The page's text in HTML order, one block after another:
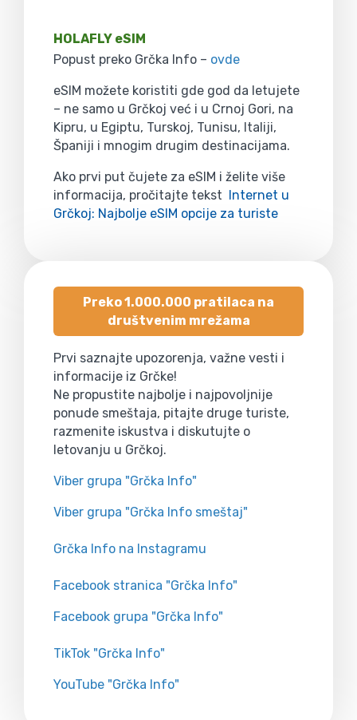
HOLAFLY eSIM
Popust preko Grčka Info – ovde
eSIM možete koristiti gde god da letujete
– ne samo u Grčkoj već i u Crnoj Gori, na
Kipru, u Egiptu, Turskoj, Tunisu, Italiji,
Španiji i mnogim drugim destinacijama.
Ako prvi put čujete za eSIM i želite više
informacija, pročitajte tekst Internet u
Grčkoj: Najbolje eSIM opcije za turiste
Preko 1.000.000 pratilaca na
društvenim mrežama
Prvi saznajte upozorenja, važne vesti i
informacije iz Grčke!
Ne propustite najbolje i najpovoljnije
ponude smeštaja, pitajte druge turiste,
razmenite iskustva i diskutujte o
letovanju u Grčkoj.
Viber grupa "Grčka Info"
Viber grupa "Grčka Info smeštaj"
Grčka Info na Instagramu
Facebook stranica "Grčka Info"
Facebook grupa "Grčka Info"
TikTok "Grčka Info"
YouTube "Grčka Info"